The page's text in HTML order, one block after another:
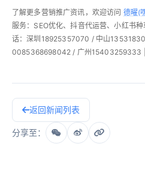
了解更多营销推广资讯，欢迎访问 德曜(
服务：SEO优化、抖音代运营、小红书
话：深圳18925357070 / 中山
0085368698042 / 广州15403259333
返回新闻列表
分享至：